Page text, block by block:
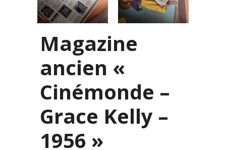
Magazine
ancien «
Cinémonde –
Grace Kelly –
1956 »